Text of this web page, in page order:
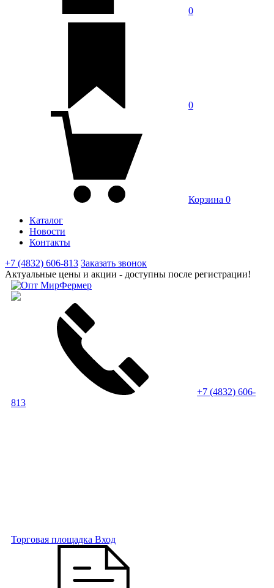
0
0
Корзина 0
Каталог
Новости
Контакты
+7 (4832) 606-813 Заказать звонок
Актуальные цены и акции - доступны после регистрации!
+7 (4832) 606-
813
Торговая площадка Вход